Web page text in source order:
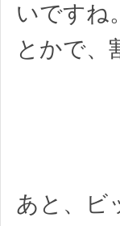
いですね
とかで、
あと、ビ